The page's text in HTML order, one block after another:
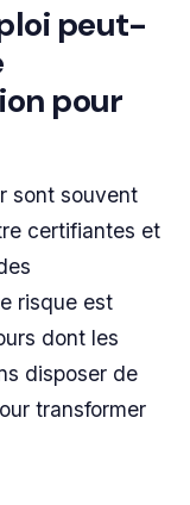
peut-
pour
sont souvent
certifiantes et
risque est
dont les
disposer de
transformer